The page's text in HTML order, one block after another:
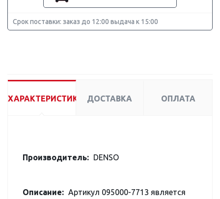
Срок поставки: заказ до 12:00 выдача к 15:00
ХАРАКТЕРИСТИКИ ДОСТАВКА ОПЛАТА
Производитель: DENSO
Описание: Артикул 095000-7713 является